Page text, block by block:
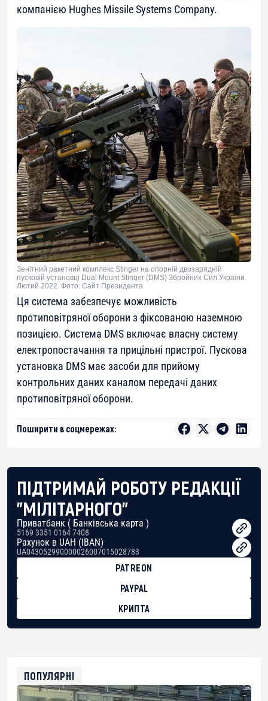
компанією Hughes Missile Systems Company.
Зенітний ракетний комплекс Stinger на опорній двозарядній
пусковій установці Dual Mount Stinger (DMS) Збройних Сил України.
Лютий 2022. Фото: Сайт Президента
Ця система забезпечує можливість
протиповітряної оборони з фіксованою наземною
позицією. Система DMS включає власну систему
електропостачання та прицільні пристрої. Пускова
установка DMS має засоби для прийому
контрольних даних каналом передачі даних
протиповітряної оборони.
Поширити в соцмережах:
ПІДТРИМАЙ РОБОТУ РЕДАКЦІЇ
"МІЛІТАРНОГО"
Приватбанк ( Банківська карта )
5169 3351 0164 7408
Рахунок в UAH (IBAN)
UA043052990000026007015028783
PATREON
PAYPAL
КРИПТА
0xfD02863D3289416fcF50975c9DFda13623f97758
ПОПУЛЯРНІ